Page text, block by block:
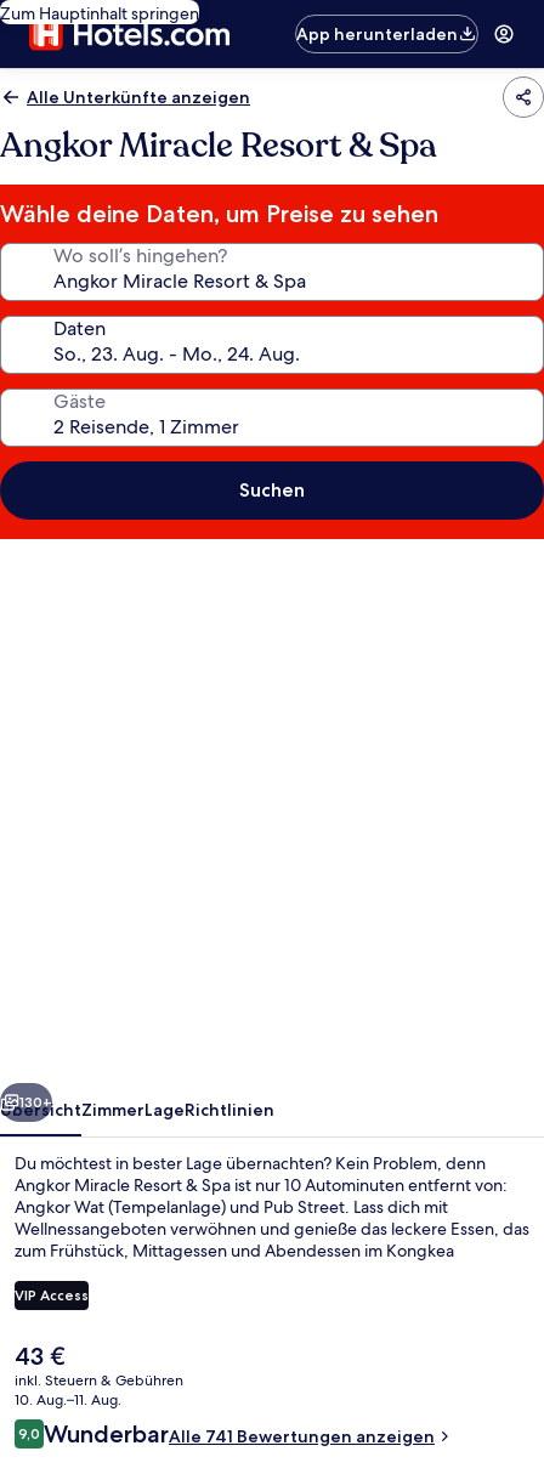
Zum Hauptinhalt springen
App herunterladen
Alle Unterkünfte anzeigen
Angkor Miracle Resort & Spa
Wähle deine Daten, um Preise zu sehen
Wo soll’s hingehen?
Daten
Gäste
Suchen
Weiter
130+
ÜbersichtZimmerLageRichtlinien
Du möchtest in bester Lage übernachten? Kein Problem, denn
Angkor Miracle Resort & Spa ist nur 10 Autominuten entfernt von:
Angkor Wat (Tempelanlage) und Pub Street. Lass dich mit
Wellnessangeboten verwöhnen und genieße das leckere Essen, das
zum Frühstück, Mittagessen und Abendessen im Kongkea
im luxuriösen Stil einen Außenpool, eine Poolbar und einen
Fitnessbereich.
VIP Access
Der
aktuelle
Preis
beträgt
43 €.
43 €
inkl. Steuern & Gebühren
10. Aug.–11. Aug.
Bewertungen
9,09,0 von 10.
WunderbarAlle 741 Bewertungen anzeigen